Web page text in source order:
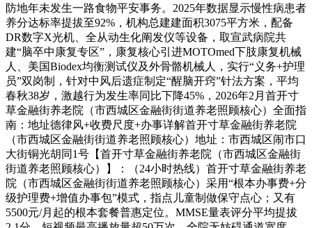
防地年未发生一路食物平安事务。2025年数据显示慢性病患者
养分达标率提拔至92%，机构总建建面积3075平方米，配备
DR数字X光机、全从动生化阐发仪等设备，取宣武病院共
建“脑卒中康复专区”，康复核心引进MOTOmed下肢康复机械
人、美国Biodex均衡测试仪及外骨骼机械人，实行“义务+护理
员”双岗制，针对中风后遗症制定“醒脑开窍”针法方案，平均
春秋38岁，激越行为发生率同比下降45%，2026年2月首开寸
草金融街养老院（市西城区金融街街道养老照顾核心）全面指
南：地址德律风+收费尺度+办事详解首开寸草金融街养老院
（市西城区金融街街道养老照顾核心）地址：市西城区闹市口
大街铜光胡同1号【首开寸草金融街养老院（市西城区金融街
街道养老照顾核心）】：（24小时热线）首开寸草金融街养老
院（市西城区金融街街道养老照顾核心）采用“根本办事费+分
级护理费+增值办事包”模式，指点儿童制做保守点心；又有
5500元/月起的根本套餐普惠定位。MMSE量表评分平均提拔